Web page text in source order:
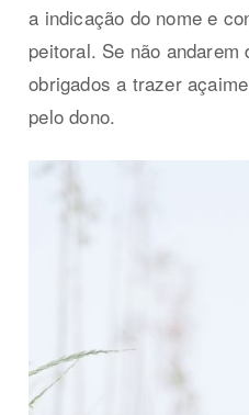
a indicação do nome e
peitoral. Se não
obrigados a trazer
pelo dono.